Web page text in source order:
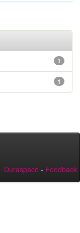
1
1
Duraspace - Feedback